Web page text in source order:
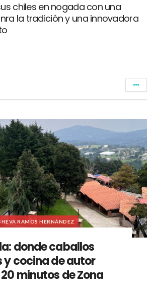
chiles en nogada con una
la tradición y una innovadora
RAMOS HERNÁNDEZ
donde caballos
cocina de autor
minutos de Zona